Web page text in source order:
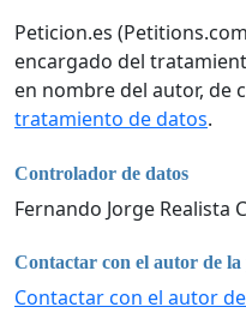
Peticion.es
encargado del
en nombre del autor, de
tratamiento de datos.
Controlador de datos
Fernando Jorge Realista
Contactar con el autor de la
Contactar con el autor